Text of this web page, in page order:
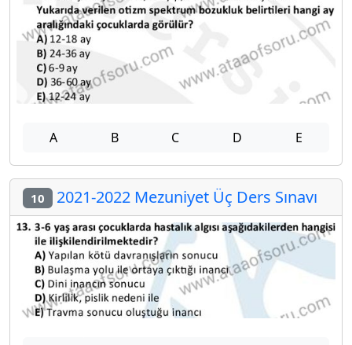
A B C D E
10 2021-2022 Mezuniyet Üç Ders Sınavı